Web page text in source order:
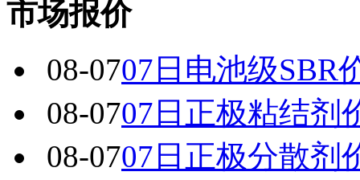
市场报价
08-0707日电池级SBR
08-0707日正极粘结剂
08-0707日正极分散剂